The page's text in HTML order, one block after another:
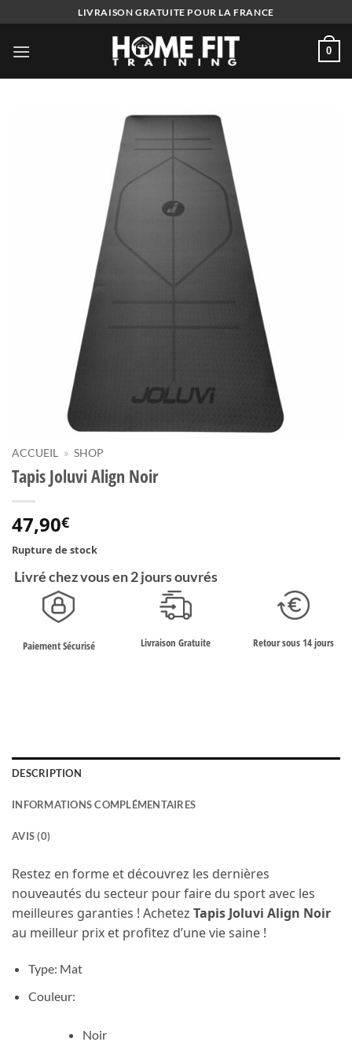
to
content
LIVRAISON GRATUITE POUR LA FRANCE
0
ACCUEIL » SHOP
Tapis Joluvi Align Noir
47,90€
Rupture de stock
Livré chez vous en 2 jours ouvrés
Paiement Sécurisé Livraison Gratuite Retour sous 14 jours
DESCRIPTION
INFORMATIONS COMPLÉMENTAIRES
AVIS (0)
Restez en forme et découvrez les dernières
nouveautés du secteur pour faire du sport avec les
meilleures garanties ! Achetez Tapis Joluvi Align Noir
au meilleur prix et profitez d’une vie saine !
Type: Mat
Couleur:
Noir